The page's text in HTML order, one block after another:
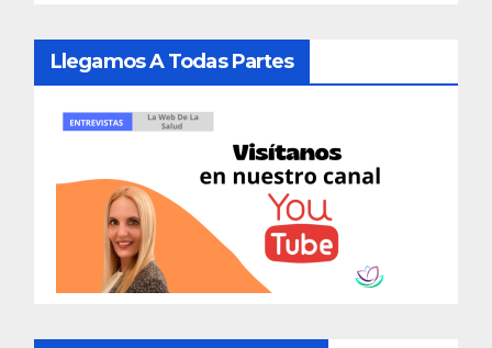
Llegamos A Todas Partes